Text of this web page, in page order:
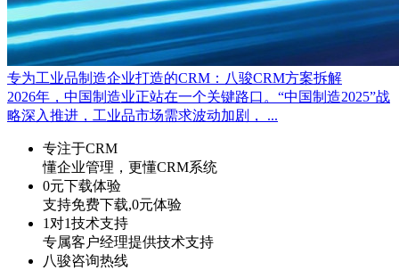
专为工业品制造企业打造的CRM：八骏CRM方案拆解
2026年，中国制造业正站在一个关键路口。“中国制造2025”战
略深入推进，工业品市场需求波动加剧， ...
专注于CRM
懂企业管理，更懂CRM系统
0元下载体验
支持免费下载,0元体验
1对1技术支持
专属客户经理提供技术支持
八骏咨询热线